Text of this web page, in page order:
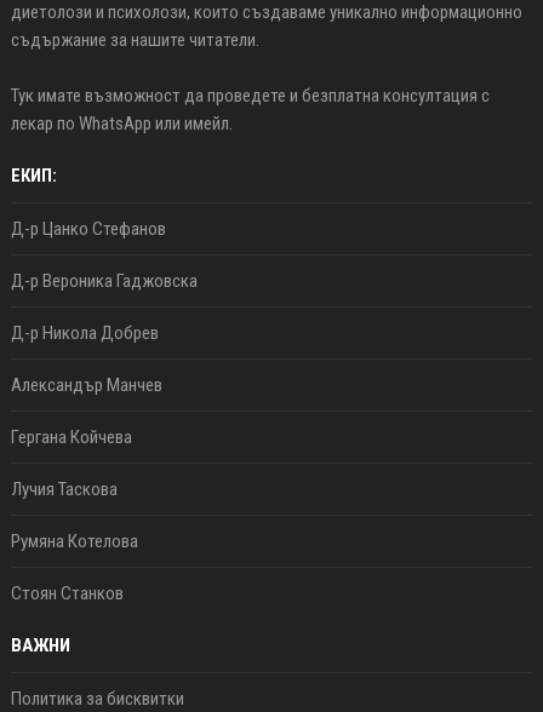
диетолози и психолози, които създаваме уникално информационно
съдържание за нашите читатели.
Тук имате възможност да проведете и безплатна консултация с
лекар по WhatsApp или имейл.
ЕКИП:
Д-р Цанко Стефанов
Д-р Вероника Гаджовска
Д-р Никола Добрев
Александър Манчев
Гергана Койчева
Лучия Таскова
Румяна Котелова
Стоян Станков
ВАЖНИ
Политика за бисквитки